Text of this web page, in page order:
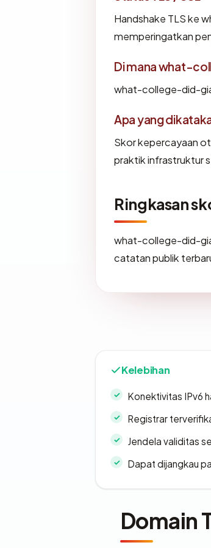
Handshake TLS ke
memperingatkan
Di mana what-
what-college-did-
Apa yang
Skor kepercayaan
praktik infrastruktur
Ringkasan
what-college-did-
catatan publik
Kelebihan
Konektivitas IPv6
Registrar
Jendela validitas
Dapat dijangkau
Domain